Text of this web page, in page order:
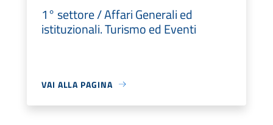
1° settore / Affari Generali ed
istituzionali. Turismo ed Eventi
VAI ALLA PAGINA